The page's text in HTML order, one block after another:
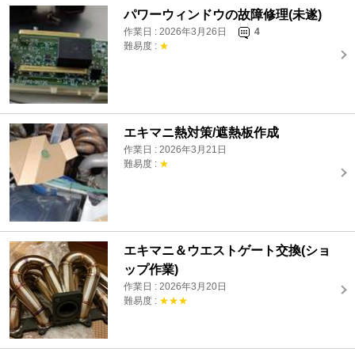
パワーウィンドウの故障修理(未遂)
作業日 : 2026年3月26日
4
難易度 : ★
エキマニ熱対策/遮熱板作成
作業日 : 2026年3月21日
難易度 : ★
エキマニ＆ウエストゲート交換(ショ
ップ作業)
作業日 : 2026年3月20日
難易度 : ★★★